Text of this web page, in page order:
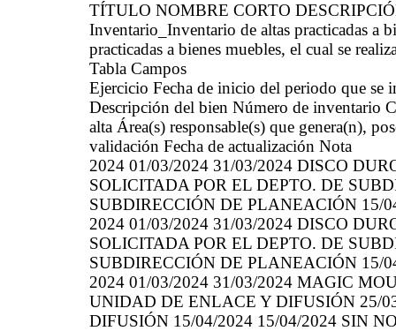
TÍTULO NOMBRE CORTO
Inventario_Inventario de altas practicadas a
practicadas a bienes muebles, el cual se
Tabla Campos
Ejercicio Fecha de inicio del periodo que se
Descripción del bien Número de inventario
alta Área(s) responsable(s) que genera(n),
validación Fecha de actualización Nota
2024 01/03/2024 31/03/2024 DISCO
SOLICITADA POR EL DEPTO. DE
SUBDIRECCIÓN DE PLANEACIÓN 15/
2024 01/03/2024 31/03/2024 DISCO
SOLICITADA POR EL DEPTO. DE
SUBDIRECCIÓN DE PLANEACIÓN 15/
2024 01/03/2024 31/03/2024 MAGIC
UNIDAD DE ENLACE Y DIFUSIÓN 25/
DIFUSIÓN 15/04/2024 15/04/2024 SIN